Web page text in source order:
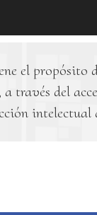
el propósito
través del